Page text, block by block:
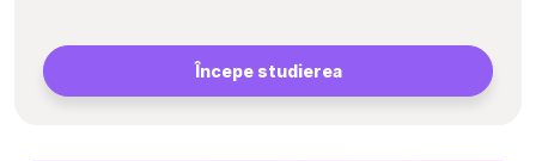
Începe studierea